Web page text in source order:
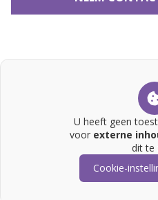
U heeft geen
voor externe
dit te
Cookie-